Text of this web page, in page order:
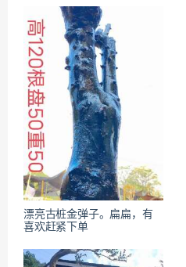
漂亮古桩金弹子。扁扁，有
喜欢赶紧下单